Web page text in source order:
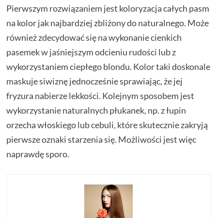
Pierwszym rozwiązaniem jest koloryzacja całych pasm
na kolor jak najbardziej zbliżony do naturalnego. Może
również zdecydować się na wykonanie cienkich
pasemek w jaśniejszym odcieniu rudości lub z
wykorzystaniem ciepłego blondu. Kolor taki doskonale
maskuje siwiznę jednocześnie sprawiając, że jej
fryzura nabierze lekkości. Kolejnym sposobem jest
wykorzystanie naturalnych płukanek, np. z łupin
orzecha włoskiego lub cebuli, które skutecznie zakryją
pierwsze oznaki starzenia się. Możliwości jest więc
naprawdę sporo.